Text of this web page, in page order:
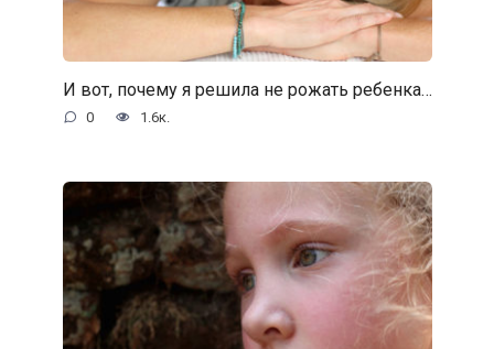
И вот, почему я решила не рожать ребенка…
0 1.6к.